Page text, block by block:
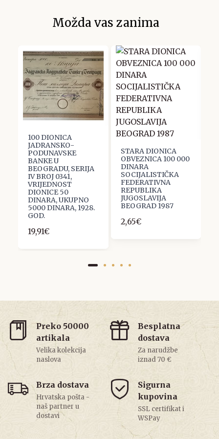
Možda vas zanima
100 DIONICA
JADRANSKO-
PODUNAVSKE
BANKE U
BEOGRADU, SERIJA
IV BROJ 0341,
VRIJEDNOST
DIONICE 50
DINARA, UKUPNO
5000 DINARA, 1928.
GOD.
19,91€
STARA DIONICA
OBVEZNICA 100 000
DINARA
SOCIJALISTIČKA
FEDERATIVNA
REPUBLIKA
JUGOSLAVIJA
BEOGRAD 1987
2,65€
Preko 50000
artikala
Velika kolekcija
naslova
Besplatna
dostava
Za narudžbe
iznad 70 €
Brza dostava
Hrvatska pošta -
naš partner u
dostavi
Sigurna
kupovina
SSL certifikat i
WSPay